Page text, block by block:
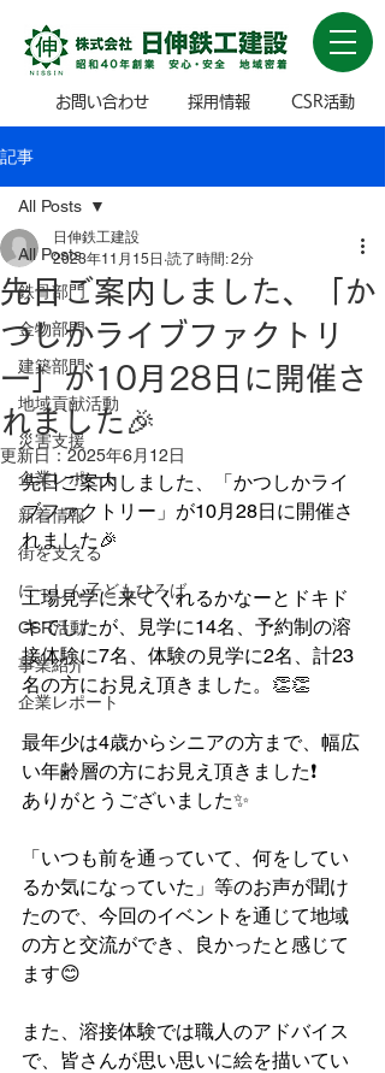
お問い合わせ 採用情報 CSR活動
記事
All Posts
鉄骨部門
金物部門
建築部門
地域貢献活動
災害支援
企業レポート
新着情報
街を支える
にっしん子どもひろば
CSR活動
事業紹介
企業レポート
All Posts
先日ご案内しました、「か
つしかライブファクトリ
ー」が10月28日に開催さ
れました🎉
日伸鉄工建設
2023年11月15日 読了時間: 2分
更新日：2025年6月12日
先日ご案内しました、「かつしかライ
ブファクトリー」が10月28日に開催さ
れました🎉
工場見学に来てくれるかなーとドキド
キでしたが、見学に14名、予約制の溶
接体験に7名、体験の見学に2名、計23
名の方にお見え頂きました。👏👏
最年少は4歳からシニアの方まで、幅広
い年齢層の方にお見え頂きました❗
ありがとうございました✨
「いつも前を通っていて、何をしてい
るか気になっていた」等のお声が聞け
たので、今回のイベントを通じて地域
の方と交流ができ、良かったと感じて
ます😊
また、溶接体験では職人のアドバイス
で、皆さんが思い思いに絵を描いてい